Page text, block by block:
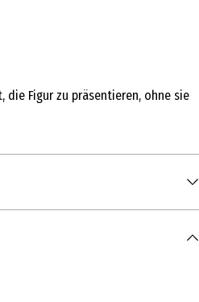
die Figur zu präsentieren, ohne sie